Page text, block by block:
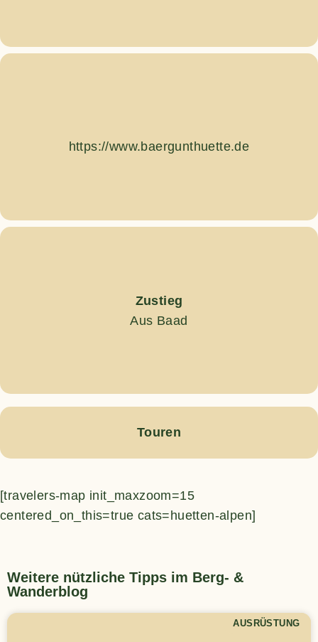
https://www.baergunthuette.de
Zustieg
Aus Baad
Touren
[travelers-map init_maxzoom=15
centered_on_this=true cats=huetten-alpen]
Weitere nützliche Tipps im Berg- &
Wanderblog
AUSRÜSTUNG